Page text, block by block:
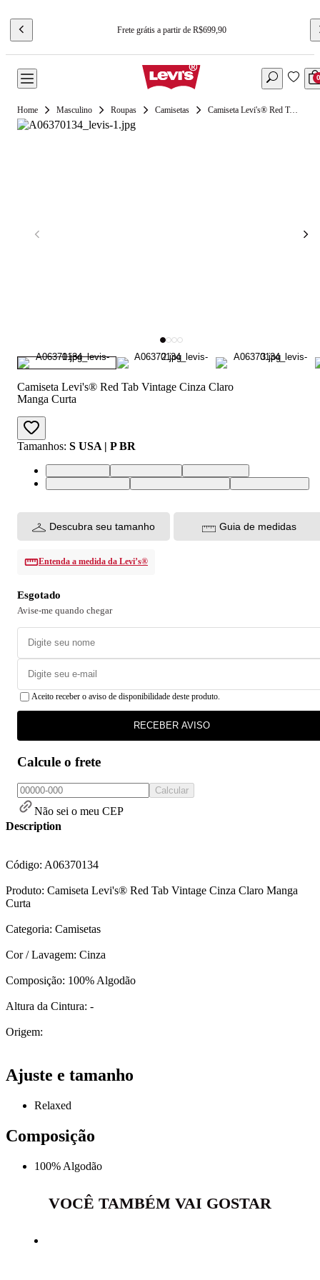
Frete grátis a partir de R$699,90
0
Masculino Roupas Camisetas Camiseta Levi's® Red Tab Vintage Cinza Claro Manga Curta
Camiseta Levi's® Red Tab Vintage Cinza Claro
Manga Curta
Tamanhos: S USA | P BR
S USA | P BRM USA | M BRL USA | G BR
XL USA | GG BRXXL USA | EGG BRXS USA | PP BR
Descubra seu tamanho Guia de medidas
Entenda a medida da Levi’s®
Esgotado
Avise-me quando chegar
Aceito receber o aviso de disponibilidade deste produto.
RECEBER AVISO
Calcule o frete
Calcular
Não sei o meu CEP
Description
Código: A06370134
Produto: Camiseta Levi's® Red Tab Vintage Cinza Claro Manga
Curta
Categoria: Camisetas
Cor / Lavagem: Cinza
Composição: 100% Algodão
Altura da Cintura: -
Origem:
Ajuste e tamanho
Relaxed
Composição
100% Algodão
VOCÊ TAMBÉM VAI GOSTAR